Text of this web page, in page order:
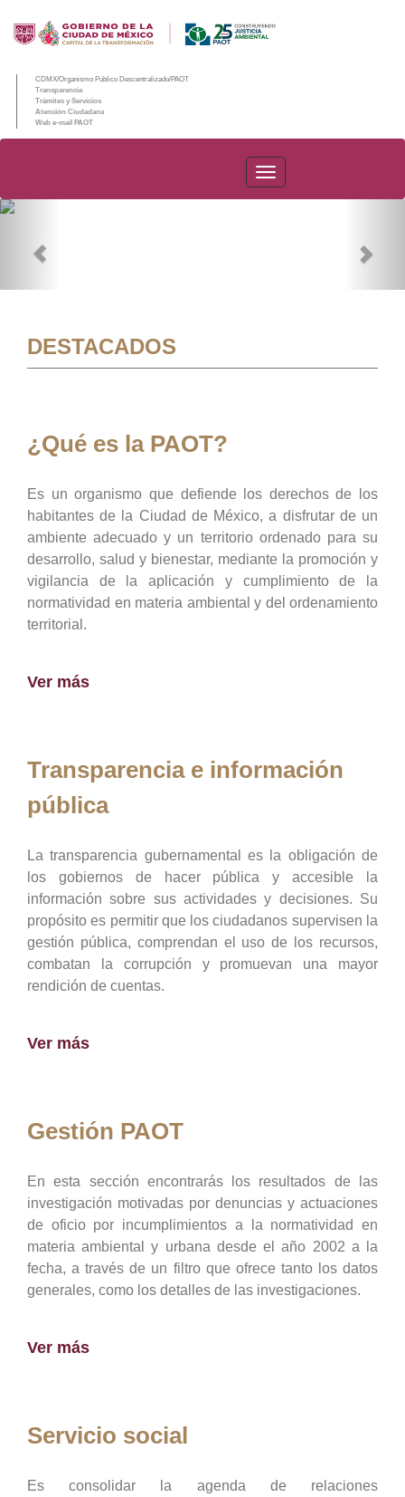
CDMX/Organismo Público Descentralizado/PAOT
Transparencia
Trámites y Servicios
Atención Ciudadana
Web e-mail PAOT
PAOT
DESTACADOS
¿Qué es la PAOT?
Es un organismo que defiende los derechos de los
habitantes de la Ciudad de México, a disfrutar de un
ambiente adecuado y un territorio ordenado para su
desarrollo, salud y bienestar, mediante la promoción y
vigilancia de la aplicación y cumplimiento de la
normatividad en materia ambiental y del ordenamiento
territorial.
Ver más
Transparencia e información
pública
La transparencia gubernamental es la obligación de
los gobiernos de hacer pública y accesible la
información sobre sus actividades y decisiones. Su
propósito es permitir que los ciudadanos supervisen la
gestión pública, comprendan el uso de los recursos,
combatan la corrupción y promuevan una mayor
rendición de cuentas.
Ver más
Gestión PAOT
En esta sección encontrarás los resultados de las
investigación motivadas por denuncias y actuaciones
de oficio por incumplimientos a la normatividad en
materia ambiental y urbana desde el año 2002 a la
fecha, a través de un filtro que ofrece tanto los datos
generales, como los detalles de las investigaciones.
Ver más
Servicio social
Es consolidar la agenda de relaciones